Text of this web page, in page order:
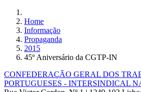
Home
Informação
Propaganda
2015
45º Aniversário da CGTP-IN
CONFEDERAÇÃO GERAL DOS
PORTUGUESES - INTERSINDICAL